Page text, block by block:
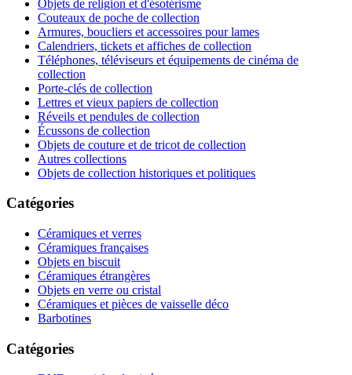
Objets de religion et d'ésotérisme
Couteaux de poche de collection
Armures, boucliers et accessoires pour lames
Calendriers, tickets et affiches de collection
Téléphones, téléviseurs et équipements de cinéma de
collection
Porte-clés de collection
Lettres et vieux papiers de collection
Réveils et pendules de collection
Écussons de collection
Objets de couture et de tricot de collection
Autres collections
Objets de collection historiques et politiques
Catégories
Céramiques et verres
Céramiques françaises
Objets en biscuit
Céramiques étrangères
Objets en verre ou cristal
Céramiques et pièces de vaisselle déco
Barbotines
Catégories